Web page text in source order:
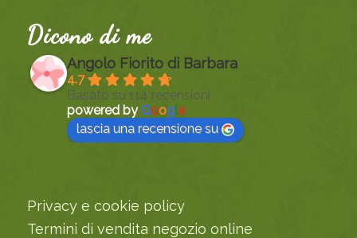
Dicono di me
Angolo Fiorito di Barbara
4.7
Basato su 114 recensioni
powered byGoogle
lascia una recensione su
Privacy e cookie policy
Termini di vendita negozio online